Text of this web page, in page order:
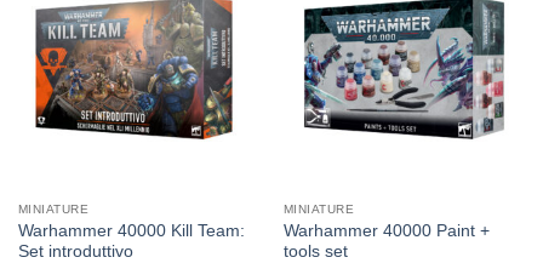
Aggiungi
alla lista
dei
desideri
MINIATURE
Warhammer 40000 Kill Team:
Set introduttivo
Aggiungi
alla lista
dei
desideri
MINIATURE
Warhammer 40000 Paint +
tools set